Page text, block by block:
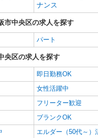
ナンス
市中央区の求人を探す
パート
央区の求人を探す
即日勤務OK
女性活躍中
フリーター歓迎
ブランクOK
エルダー（50代～）